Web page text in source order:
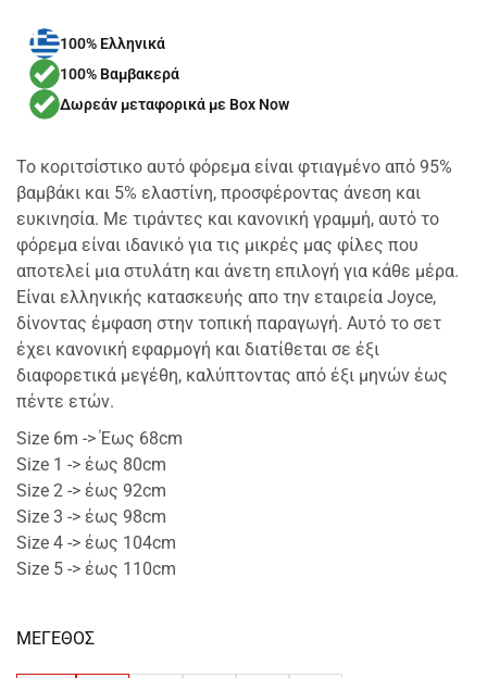
100% Ελληνικά
100% Βαμβακερά
Δωρεάν μεταφορικά με Box Now
Το κοριτσίστικο αυτό φόρεμα είναι φτιαγμένο από 95%
βαμβάκι και 5% ελαστίνη, προσφέροντας άνεση και
ευκινησία. Με τιράντες και κανονική γραμμή, αυτό το
φόρεμα είναι ιδανικό για τις μικρές μας φίλες που
αποτελεί μια στυλάτη και άνετη επιλογή για κάθε μέρα.
Είναι ελληνικής κατασκευής απο την εταιρεία Joyce,
δίνοντας έμφαση στην τοπική παραγωγή. Αυτό το σετ
έχει κανονική εφαρμογή και διατίθεται σε έξι
διαφορετικά μεγέθη, καλύπτοντας από έξι μηνών έως
πέντε ετών.
Size 6m -> Έως 68cm
Size 1 -> έως 80cm
Size 2 -> έως 92cm
Size 3 -> έως 98cm
Size 4 -> έως 104cm
Size 5 -> έως 110cm
ΜΕΓΕΘΟΣ